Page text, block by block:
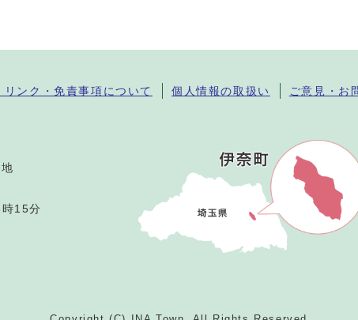
リンク・免責事項について 個人情報の取扱い ご意見・お
15分